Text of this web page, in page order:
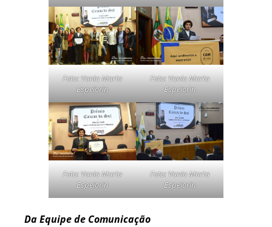
Foto: Vania Marta
Espeiorin
Foto: Vania Marta
Espeiorin
Foto: Vania Marta
Espeiorin
Foto: Vania Marta
Espeiorin
Da Equipe de Comunicação